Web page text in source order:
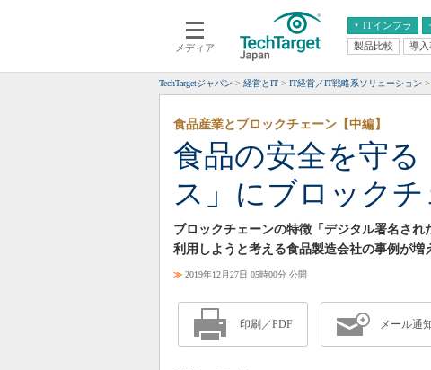
メディア
ITインフラ
クラウド
スマートモバイル
ネットワーク
システム運用管理
エンタープライズAI
ERP
CX
情報系システム
製品比較 導入
TechTargetジャパン 経営とIT IT経営／IT戦略系ソリューション
食品の安全を守
ス」にブロック
食品産業とブロックチェーン【中編】
ブロックチェーンの特徴「デジタル署名さ
利用しようと考える食品製造会社の事例が増
≫ 2019年12月27日 05時00分 公開
印刷／PDF メール通